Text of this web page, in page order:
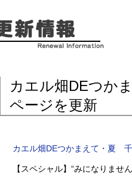
カエル畑DEつ
ページを更新
カエル畑DEつかまえて・夏
【スペシャル】“みになりませ